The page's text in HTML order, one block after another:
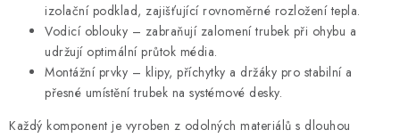
izolační podklad, zajišťující rovnoměrné rozložení tepla.
Vodicí oblouky – zabraňují zalomení trubek při ohybu a
udržují optimální průtok média.
Montážní prvky – klipy, příchytky a držáky pro stabilní a
přesné umístění trubek na systémové desky.
Každý komponent je vyroben z odolných materiálů s dlouhou